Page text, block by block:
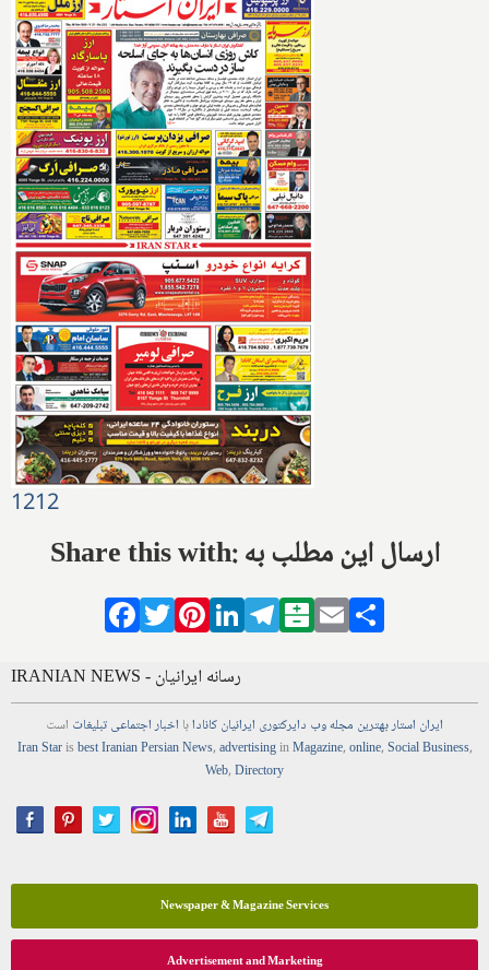
1212
Share this with: ارسال این مطلب به
Facebook
TwitterPinterestLinkedIn
Telegram
Balatarin
Email
IRANIAN NEWS - رسانه ایرانیان
ایران استاربهترین مجلهوب دایرکتوری ایرانیان کانادابا اخباراجتماعیتبلیغات است
Iran Starisbest Iranian PersianNews,advertisinginMagazine,online,Social Business,
Web,Directory
Newspaper & Magazine Services
Advertisement and Marketing